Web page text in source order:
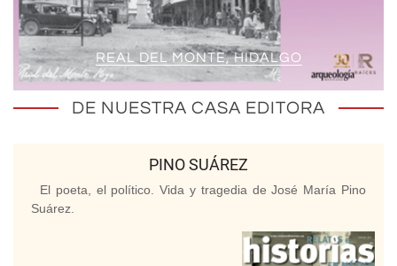
REAL DEL MONTE, HIDALGO
DE NUESTRA CASA EDITORA
PINO SUÁREZ
El poeta, el político. Vida y tragedia de José María Pino
Suárez.